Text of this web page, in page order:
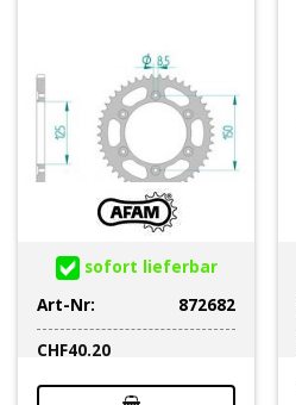
sofort lieferbar
Art-Nr:
872682
CHF40.20